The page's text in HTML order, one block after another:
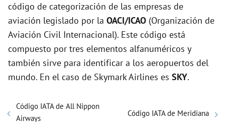
código de categorización de las empresas de
aviación legislado por la OACI/ICAO (Organización de
Aviación Civil Internacional). Este código está
compuesto por tres elementos alfanuméricos y
también sirve para identificar a los aeropuertos del
mundo. En el caso de Skymark Airlines es SKY.
Código IATA de All Nippon
Airways
Código IATA de Meridiana